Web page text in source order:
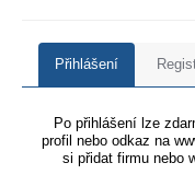
Přihlášení
Po přihlášení lze
profil nebo odkaz na
si přidat firmu nebo